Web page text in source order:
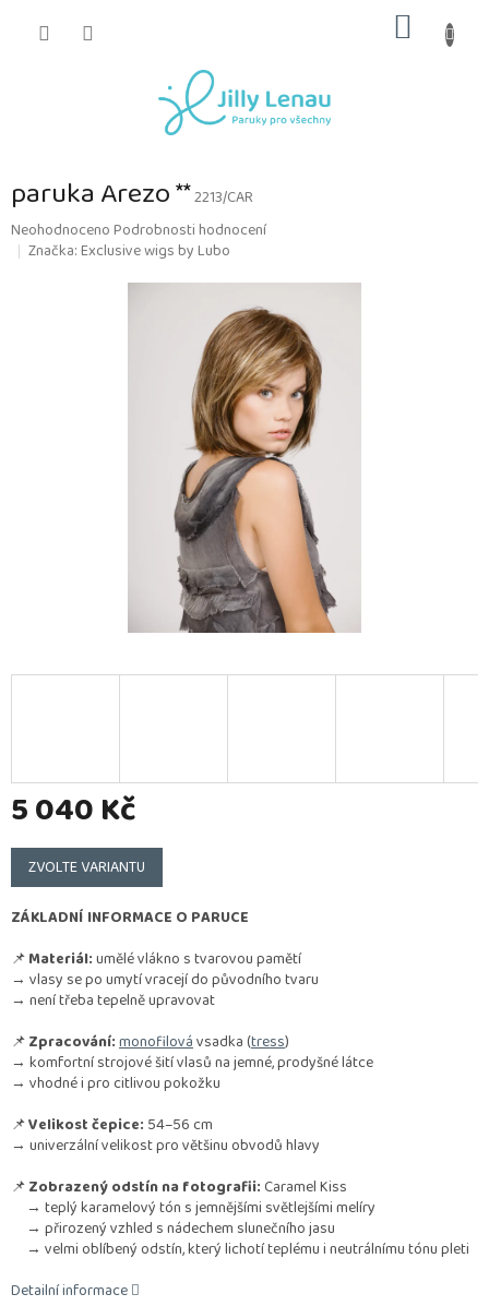
KOŠÍK
paruka Arezo **2213/CAR
Průměrné
hodnocení
NeohodnocenoPodrobnosti hodnocení
Značka:Exclusive wigs by Lubo
5 040 Kč
Měrná
cena:
ZVOLTE VARIANTU
ZÁKLADNÍ INFORMACE O PARUCE
📌Materiál:umělé vlákno s tvarovou pamětí
→ vlasy se po umytí vracejí do původního tvaru
→ není třeba tepelně upravovat
📌Zpracování:monofilovávsadka (tress)
→ komfortní strojové šití vlasů na jemné, prodyšné látce
→ vhodné i pro citlivou pokožku
📌Velikost čepice: 54–56 cm
→ univerzální velikost pro většinu obvodů hlavy
📌Zobrazený odstín na fotografii: Caramel Kiss
→ teplý karamelový tón s jemnějšími světlejšími melíry
→ přirozený vzhled s nádechem slunečního jasu
→ velmi oblíbený odstín, který lichotí teplému i neutrálnímu tónu pleti
Detailní informace